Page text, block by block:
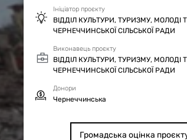
Ініціатор проєкту
ВІДДІЛ КУЛЬТУРИ, ТУРИЗМУ, МОЛОДІ
ЧЕРНЕЧЧИНСЬКОЇ СІЛЬСЬКОЇ РАДИ
Виконавець проєкту
ВІДДІЛ КУЛЬТУРИ, ТУРИЗМУ, МОЛОДІ
ЧЕРНЕЧЧИНСЬКОЇ СІЛЬСЬКОЇ РАДИ
Донори
Чернеччинська
Громадська оцінка